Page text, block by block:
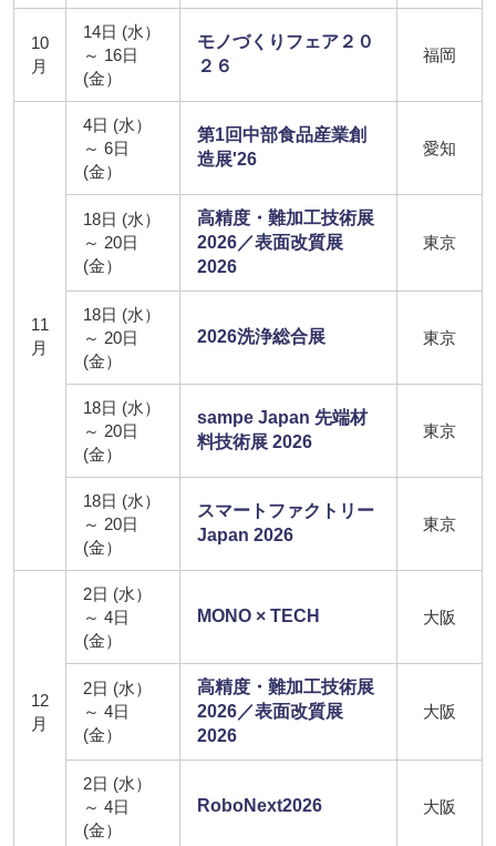
10
月
14日 (水）
～ 16日
(金）
モノづくりフェア２０
２６
福岡
11
月
4日 (水）
～ 6日
(金）
第1回中部食品産業創
造展'26
愛知
18日 (水）
～ 20日
(金）
高精度・難加工技術展
2026／表面改質展
2026
東京
18日 (水）
～ 20日
(金）
2026洗浄総合展 東京
18日 (水）
～ 20日
(金）
sampe Japan 先端材
料技術展 2026
東京
18日 (水）
～ 20日
(金）
スマートファクトリー
Japan 2026
東京
12
月
2日 (水）
～ 4日
(金）
MONO × TECH 大阪
2日 (水）
～ 4日
(金）
高精度・難加工技術展
2026／表面改質展
2026
大阪
2日 (水）
～ 4日
(金）
RoboNext2026 大阪